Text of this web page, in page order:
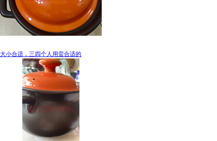
大小合适，三四个人用蛮合适的